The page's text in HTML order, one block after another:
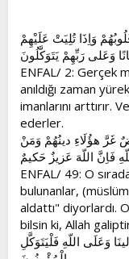
n
وَاِذَا تُلِيَتْ عَلَيْهِمْ
وَعَلى رَبِّهِمْ يَتَوَكَّلُونَ
ENFAL/ 2: Gerçek
anıldığı zaman
imanlarını arttırır.
ederler.
غَرَّ هؤُلَاءِ دينُهُمْ وَمَنْ
فَاِنَّ اللّهَ عَزيزٌ حَكيمٌ
ENFAL/ 49: O
bulunanlar,
aldattı" diyorlardı.
bilsin ki, Allah
وَعَلَى اللّهِ فَلْيَتَوَكَّلِ